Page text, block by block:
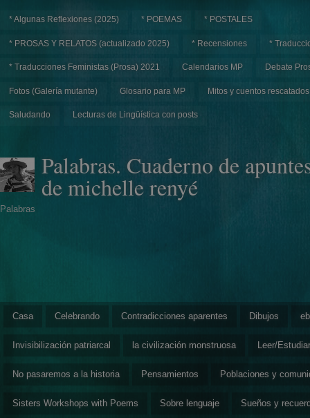
* Algunas Reflexiones (2025) * POEMAS * POSTALES
* PROSAS Y RELATOS (actualizado 2025) * Recensiones *
* Traducciones Feministas (Prosa) 2021 Calendarios MP Debate
Fotos (Galería mutante) Glosario para MP Mitos y cuentos rescatados
Saludando Lecturas de Lingüística con posts
Palabras. Cuaderno de
de michelle renyé
Palabras
Casa Celebrando Contradicciones aparentes Dibujos
Invisibilización patriarcal la civilización monstruosa Leer/Estudiar
No pasaremos a la historia Pensamientos Poblaciones y
Sisters Workshops with Poems Sobre lenguaje Sueños y